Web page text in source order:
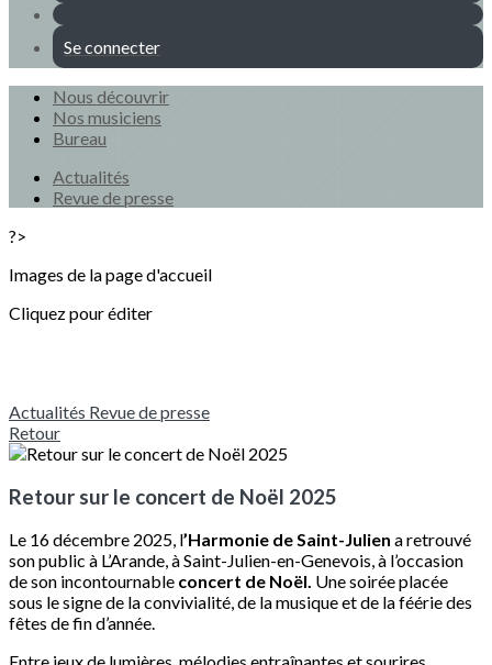
Se connecter
Nous découvrir
Nos musiciens
Bureau
Actualités
Revue de presse
?>
Images de la page d'accueil
Cliquez pour éditer
Actualités Revue de presse
Retour
Retour sur le concert de Noël 2025
Le 16 décembre 2025, l’Harmonie de Saint-Julien a retrouvé
son public à L’Arande, à Saint-Julien-en-Genevois, à l’occasion
de son incontournable concert de Noël. Une soirée placée
sous le signe de la convivialité, de la musique et de la féérie des
fêtes de fin d’année.